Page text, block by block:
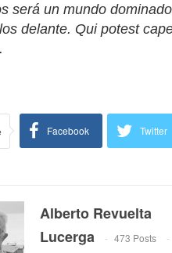
será un mundo
delante. Qui potest
Facebook Twitter
Alberto Revuelta
Lucerga
473 Posts